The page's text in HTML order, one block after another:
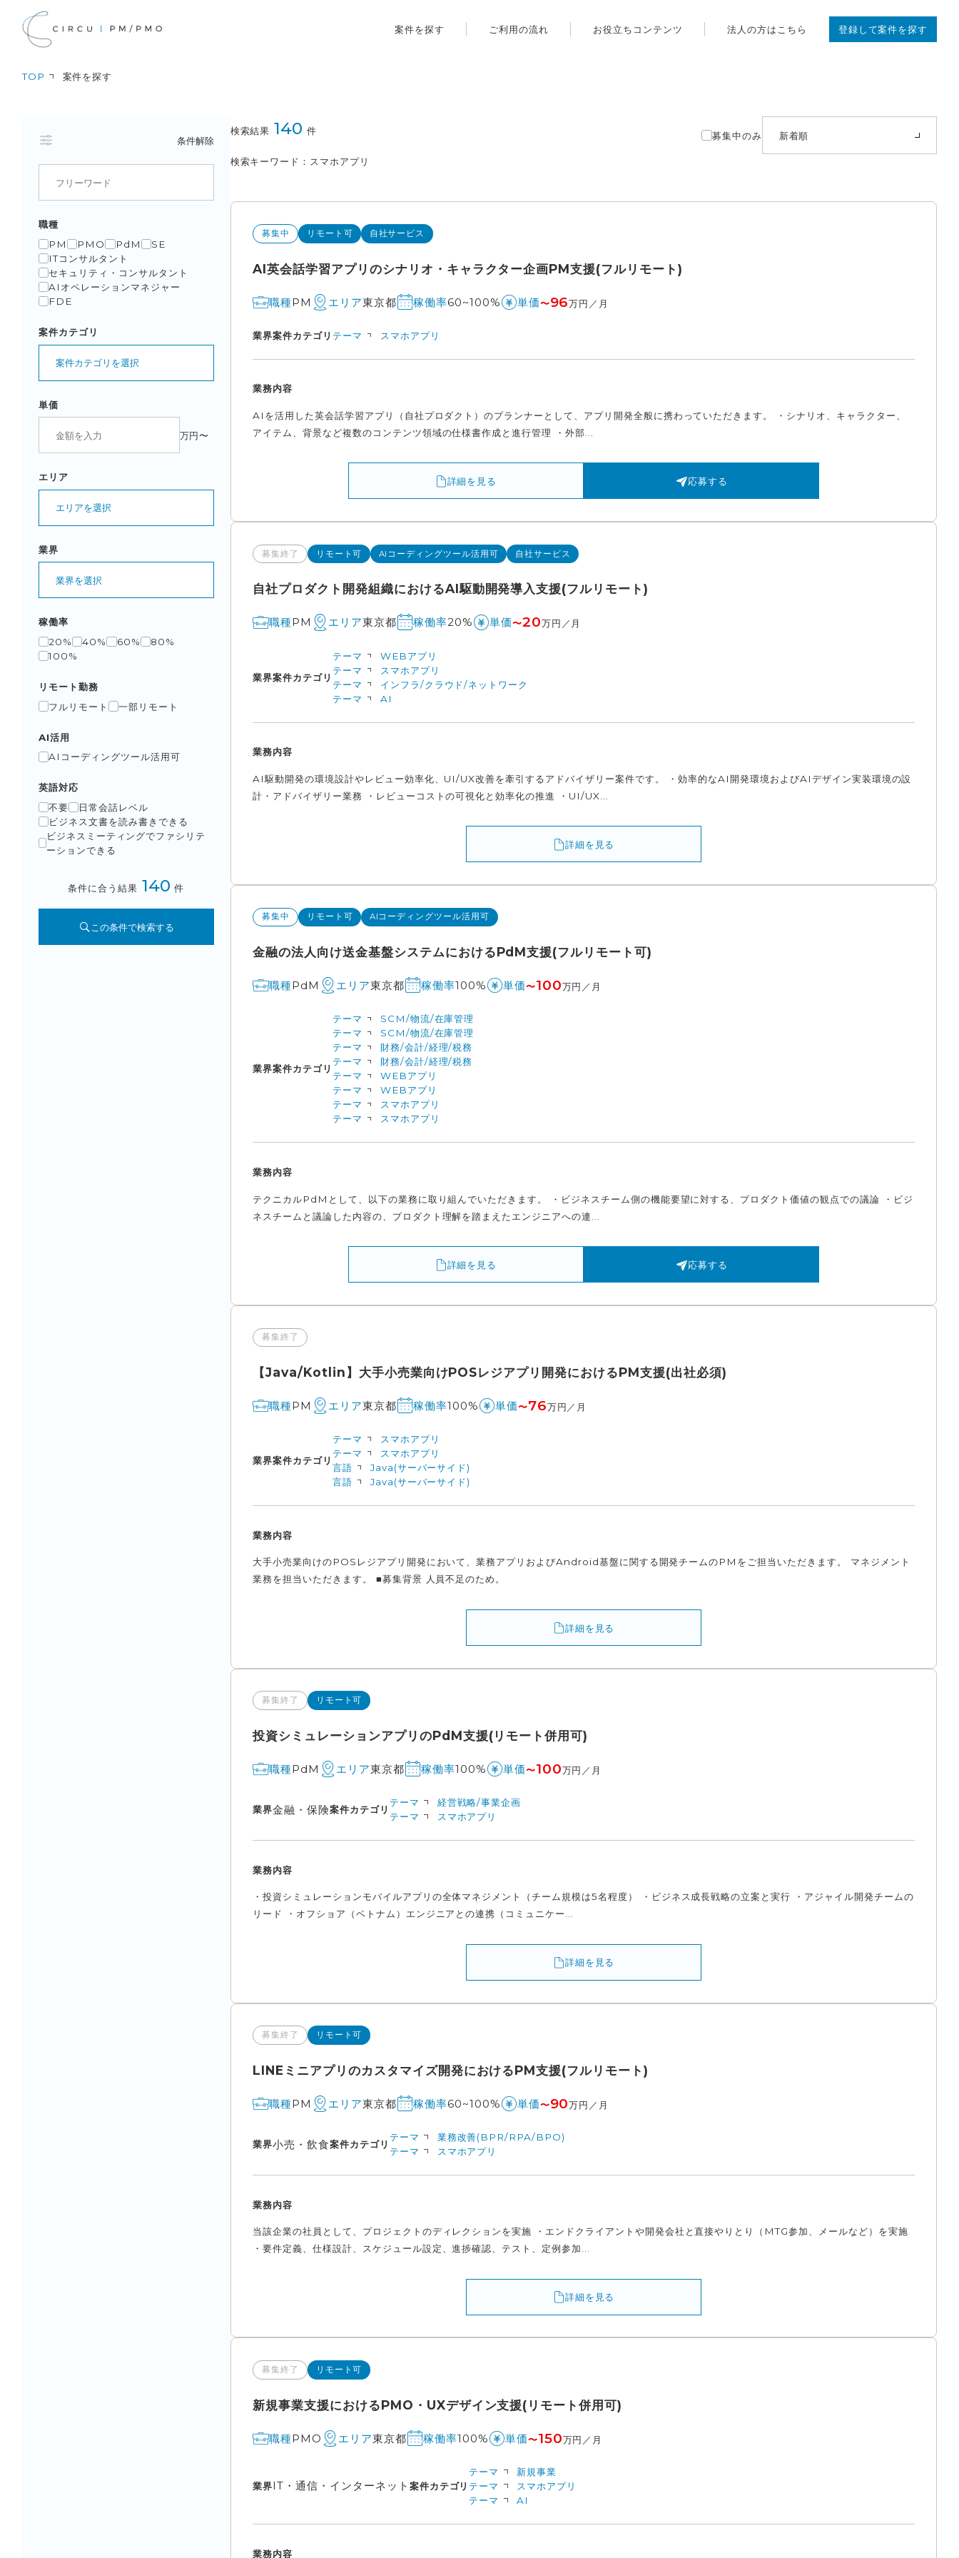
案件を探す ご利用の流れ お役立ちコンテンツ 法人の方はこちら 登録して案件を探す
TOP 案件を探す
条件解除
職種
PM
PMO PdM
SE
ITコンサルタント
セキュリティ・コンサルタント
AIオペレーションマネジャー
FDE
案件カテゴリ
案件カテゴリを選択
単価
万円〜
エリア
エリアを選択
業界
業界を選択
稼働率
20%
40% 60%
80%
100%
リモート勤務
フルリモート
一部リモート
AI活用
AIコーディングツール活用可
英語対応
不要
日常会話レベル
ビジネス文書を読み書きできる
ビジネスミーティングでファシリテ
ーションできる
条件に合う結果 140 件
この条件で検索する
検索結果 140 件 募集中のみ 新着順
検索キーワード スマホアプリ
募集中 リモート可 自社サービス
AI英会話学習アプリのシナリオ・キャラクター企画PM支援(フルリモート)
職種PM エリア東京都 稼働率60~100% 単価〜96万円／月
業界案件カテゴリ テーマ スマホアプリ
業務内容
AIを活用した英会話学習アプリ（自社プロダクト）のプランナーとして、アプリ開発全般に携わっていただきます。 ・シナリオ、キャラクター、
アイテム、背景など複数のコンテンツ領域の仕様書作成と進行管理 ・外部...
詳細を見る 応募する
募集終了 リモート可 AIコーディングツール活用可 自社サービス
自社プロダクト開発組織におけるAI駆動開発導入支援(フルリモート)
職種PM エリア東京都 稼働率20% 単価〜20万円／月
業界案件カテゴリ
テーマ
WEBアプリ
テーマ
スマホアプリ
テーマ
インフラ/クラウド/ネットワーク
テーマ
AI
業務内容
AI駆動開発の環境設計やレビュー効率化、UI/UX改善を牽引するアドバイザリー案件です。 ・効率的なAI開発環境およびAIデザイン実装環境の設
計・アドバイザリー業務 ・レビューコストの可視化と効率化の推進 ・UI/UX...
詳細を見る
募集中 リモート可 AIコーディングツール活用可
金融の法人向け送金基盤システムにおけるPdM支援(フルリモート可)
職種PdM エリア東京都 稼働率100% 単価〜100万円／月
業界案件カテゴリ
テーマ
SCM/物流/在庫管理
テーマ
SCM/物流/在庫管理
テーマ
財務/会計/経理/税務
テーマ
財務/会計/経理/税務
テーマ
WEBアプリ
テーマ
WEBアプリ
テーマ
スマホアプリ
テーマ
スマホアプリ
業務内容
テクニカルPdMとして、以下の業務に取り組んでいただきます。 ・ビジネスチーム側の機能要望に対する、プロダクト価値の観点での議論 ・ビジ
ネスチームと議論した内容の、プロダクト理解を踏まえたエンジニアへの連...
詳細を見る 応募する
募集終了
【Java/Kotlin】大手小売業向けPOSレジアプリ開発におけるPM支援(出社必須)
職種PM エリア東京都 稼働率100% 単価〜76万円／月
業界案件カテゴリ
テーマ
スマホアプリ
テーマ
スマホアプリ
言語
Java(サーバーサイド)
言語
Java(サーバーサイド)
業務内容
大手小売業向けのPOSレジアプリ開発において、業務アプリおよびAndroid基盤に関する開発チームのPMをご担当いただきます。 マネジメント
業務を担当いただきます。 ■募集背景 人員不足のため。
詳細を見る
募集終了 リモート可
投資シミュレーションアプリのPdM支援(リモート併用可)
職種PdM エリア東京都 稼働率100% 単価〜100万円／月
業界金融・保険案件カテゴリ
テーマ
経営戦略/事業企画
テーマ
スマホアプリ
業務内容
・投資シミュレーションモバイルアプリの全体マネジメント（チーム規模は5名程度） ・ビジネス成長戦略の立案と実行 ・アジャイル開発チームの
リード ・オフショア（ベトナム）エンジニアとの連携（コミュニケー...
詳細を見る
募集終了 リモート可
LINEミニアプリのカスタマイズ開発におけるPM支援(フルリモート)
職種PM エリア東京都 稼働率60~100% 単価〜90万円／月
業界小売・飲食案件カテゴリ
テーマ
業務改善(BPR/RPA/BPO)
テーマ
スマホアプリ
業務内容
当該企業の社員として、プロジェクトのディレクションを実施 ・エンドクライアントや開発会社と直接やりとり（MTG参加、メールなど）を実施
・要件定義、仕様設計、スケジュール設定、進捗確認、テスト、定例参加...
詳細を見る
募集終了 リモート可
新規事業支援におけるPMO・UXデザイン支援(リモート併用可)
職種PMO エリア東京都 稼働率100% 単価〜150万円／月
業界IT・通信・インターネット 案件カテゴリ
テーマ
新規事業
テーマ
スマホアプリ
テーマ
AI
業務内容